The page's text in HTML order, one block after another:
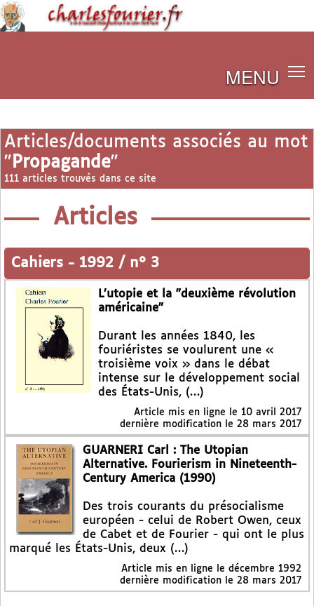
MENU
Articles/documents associés au mot
" Propagande"
111 articles trouvés dans ce site
Articles
Cahiers - 1992 / n° 3
L’utopie et la "deuxième révolution
américaine"
Durant les années 1840, les
fouriéristes se voulurent une «
troisième voix » dans le débat
intense sur le développement social
des États-Unis, (…)
Article mis en ligne le 10 avril 2017
dernière modification le 28 mars 2017
GUARNERI Carl : The Utopian
Alternative. Fourierism in Nineteenth-
Century America (1990)
Des trois courants du présocialisme
européen - celui de Robert Owen, ceux
de Cabet et de Fourier - qui ont le plus
marqué les États-Unis, deux (…)
Article mis en ligne le décembre 1992
dernière modification le 28 mars 2017